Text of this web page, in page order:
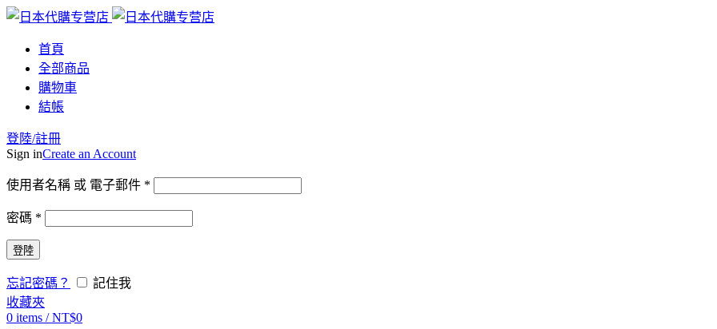
首頁
全部商品
購物車
結帳
登陸/註冊
Sign inCreate an Account
使用者名稱 或 電子郵件 *
密碼 *
登陸
忘記密碼？
記住我
收藏夾
0 items / NT$0